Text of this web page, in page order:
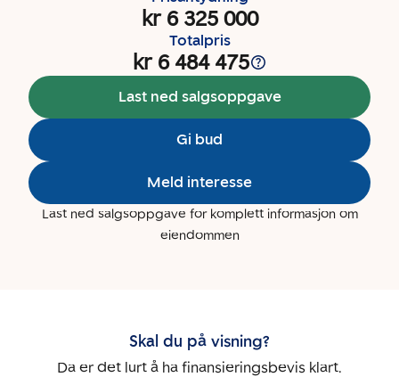
kr 6 325 000
Totalpris
kr 6 484 475
Last ned salgsoppgave
Gi bud
Meld interesse
Last ned salgsoppgave for komplett informasjon om
eiendommen
Skal du på visning?
Da er det lurt å ha finansieringsbevis klart.